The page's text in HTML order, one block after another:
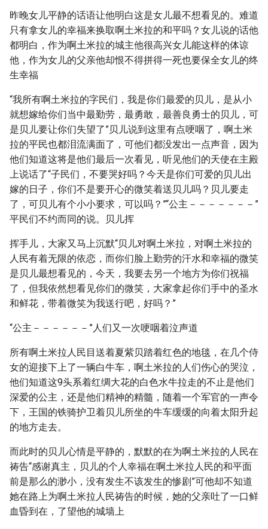
昨晚女儿平静的话语让他明白这是女儿最不想看见的。难道
只有拿女儿的幸福来换取啊土米拉的和平吗？女儿说的话他
都明白，作为啊土米拉的城主他很高兴女儿能这样的体谅
他，作为女儿的父亲他却恨不得拼得一死也要保全女儿的终
生幸福
“我所有啊土米拉的字民们，我是你们最爱的贝儿，是从小
就想嫁给你们当中最勤劳，最勇敢，最善良勇士的贝儿，可
是贝儿要让你们失望了”贝儿说到这里有点哽咽了，啊土米
拉的平民也都泪流满面了，可他们都没发出一点声音，因为
他们知道这将是他们最后一次看见，听见他们的天使在主殿
上说话了“子民们，不要哭好吗？今天是你们可爱的贝儿出
嫁的日子，你们不是要开心的微笑着送贝儿吗？贝儿要走
了，可贝儿有个小小要求，可以吗？”“公主－－－－－－－”
平民们不约而同的说。贝儿挥
挥手儿，大家又马上沉默“贝儿对啊土米拉，对啊土米拉的
人民有着无限的依恋，而你们脸上勤劳的汗水和幸福的微笑
是贝儿最想看见的，今天，我要去另一个地方为你们祝福
了，但我依然想看见你们的微笑，大家拿起你们手中的圣水
和鲜花，带着微笑为我送行吧，好吗？”
“公主－－－－－－”人们又一次哽咽着泣声道
所有啊土米拉人民目送着夏紫贝踏着红色的地毯，在几个侍
女的迎接下上了一辆白牛车，啊土米拉的人们伤心的哭泣，
他们知道这9头系着红绸大花的白色水牛拉走的不止是他们
深爱的公主，还是他们精神的精髓，随着一个军官的一声令
下，王国的铁骑护卫着贝儿所坐的牛车缓缓的向着太阳升起
的地方走去。
而此时的贝儿心情是平静的，默默的在为啊土米拉的人民在
祷告“感谢真主，贝儿的个人幸福在啊土米拉人民的和平面
前是那么的渺小，没有发生不该发生的惨剧”可他却不知道
她在路上为啊土米拉人民祷告的时候，她的父亲吐了一口鲜
血昏到在，了望他的城墙上